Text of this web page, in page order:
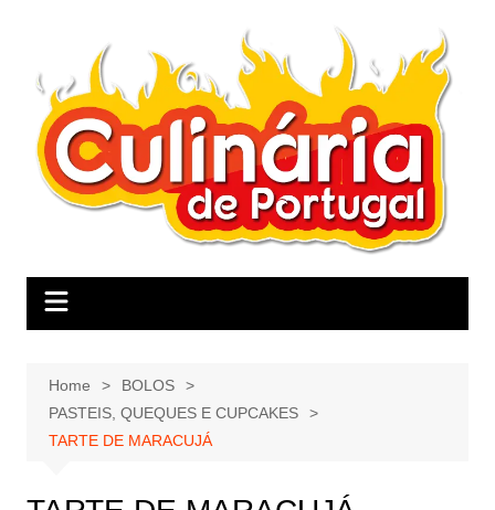
Home
BOLOS
PASTEIS, QUEQUES E CUPCAKES
TARTE DE MARACUJÁ